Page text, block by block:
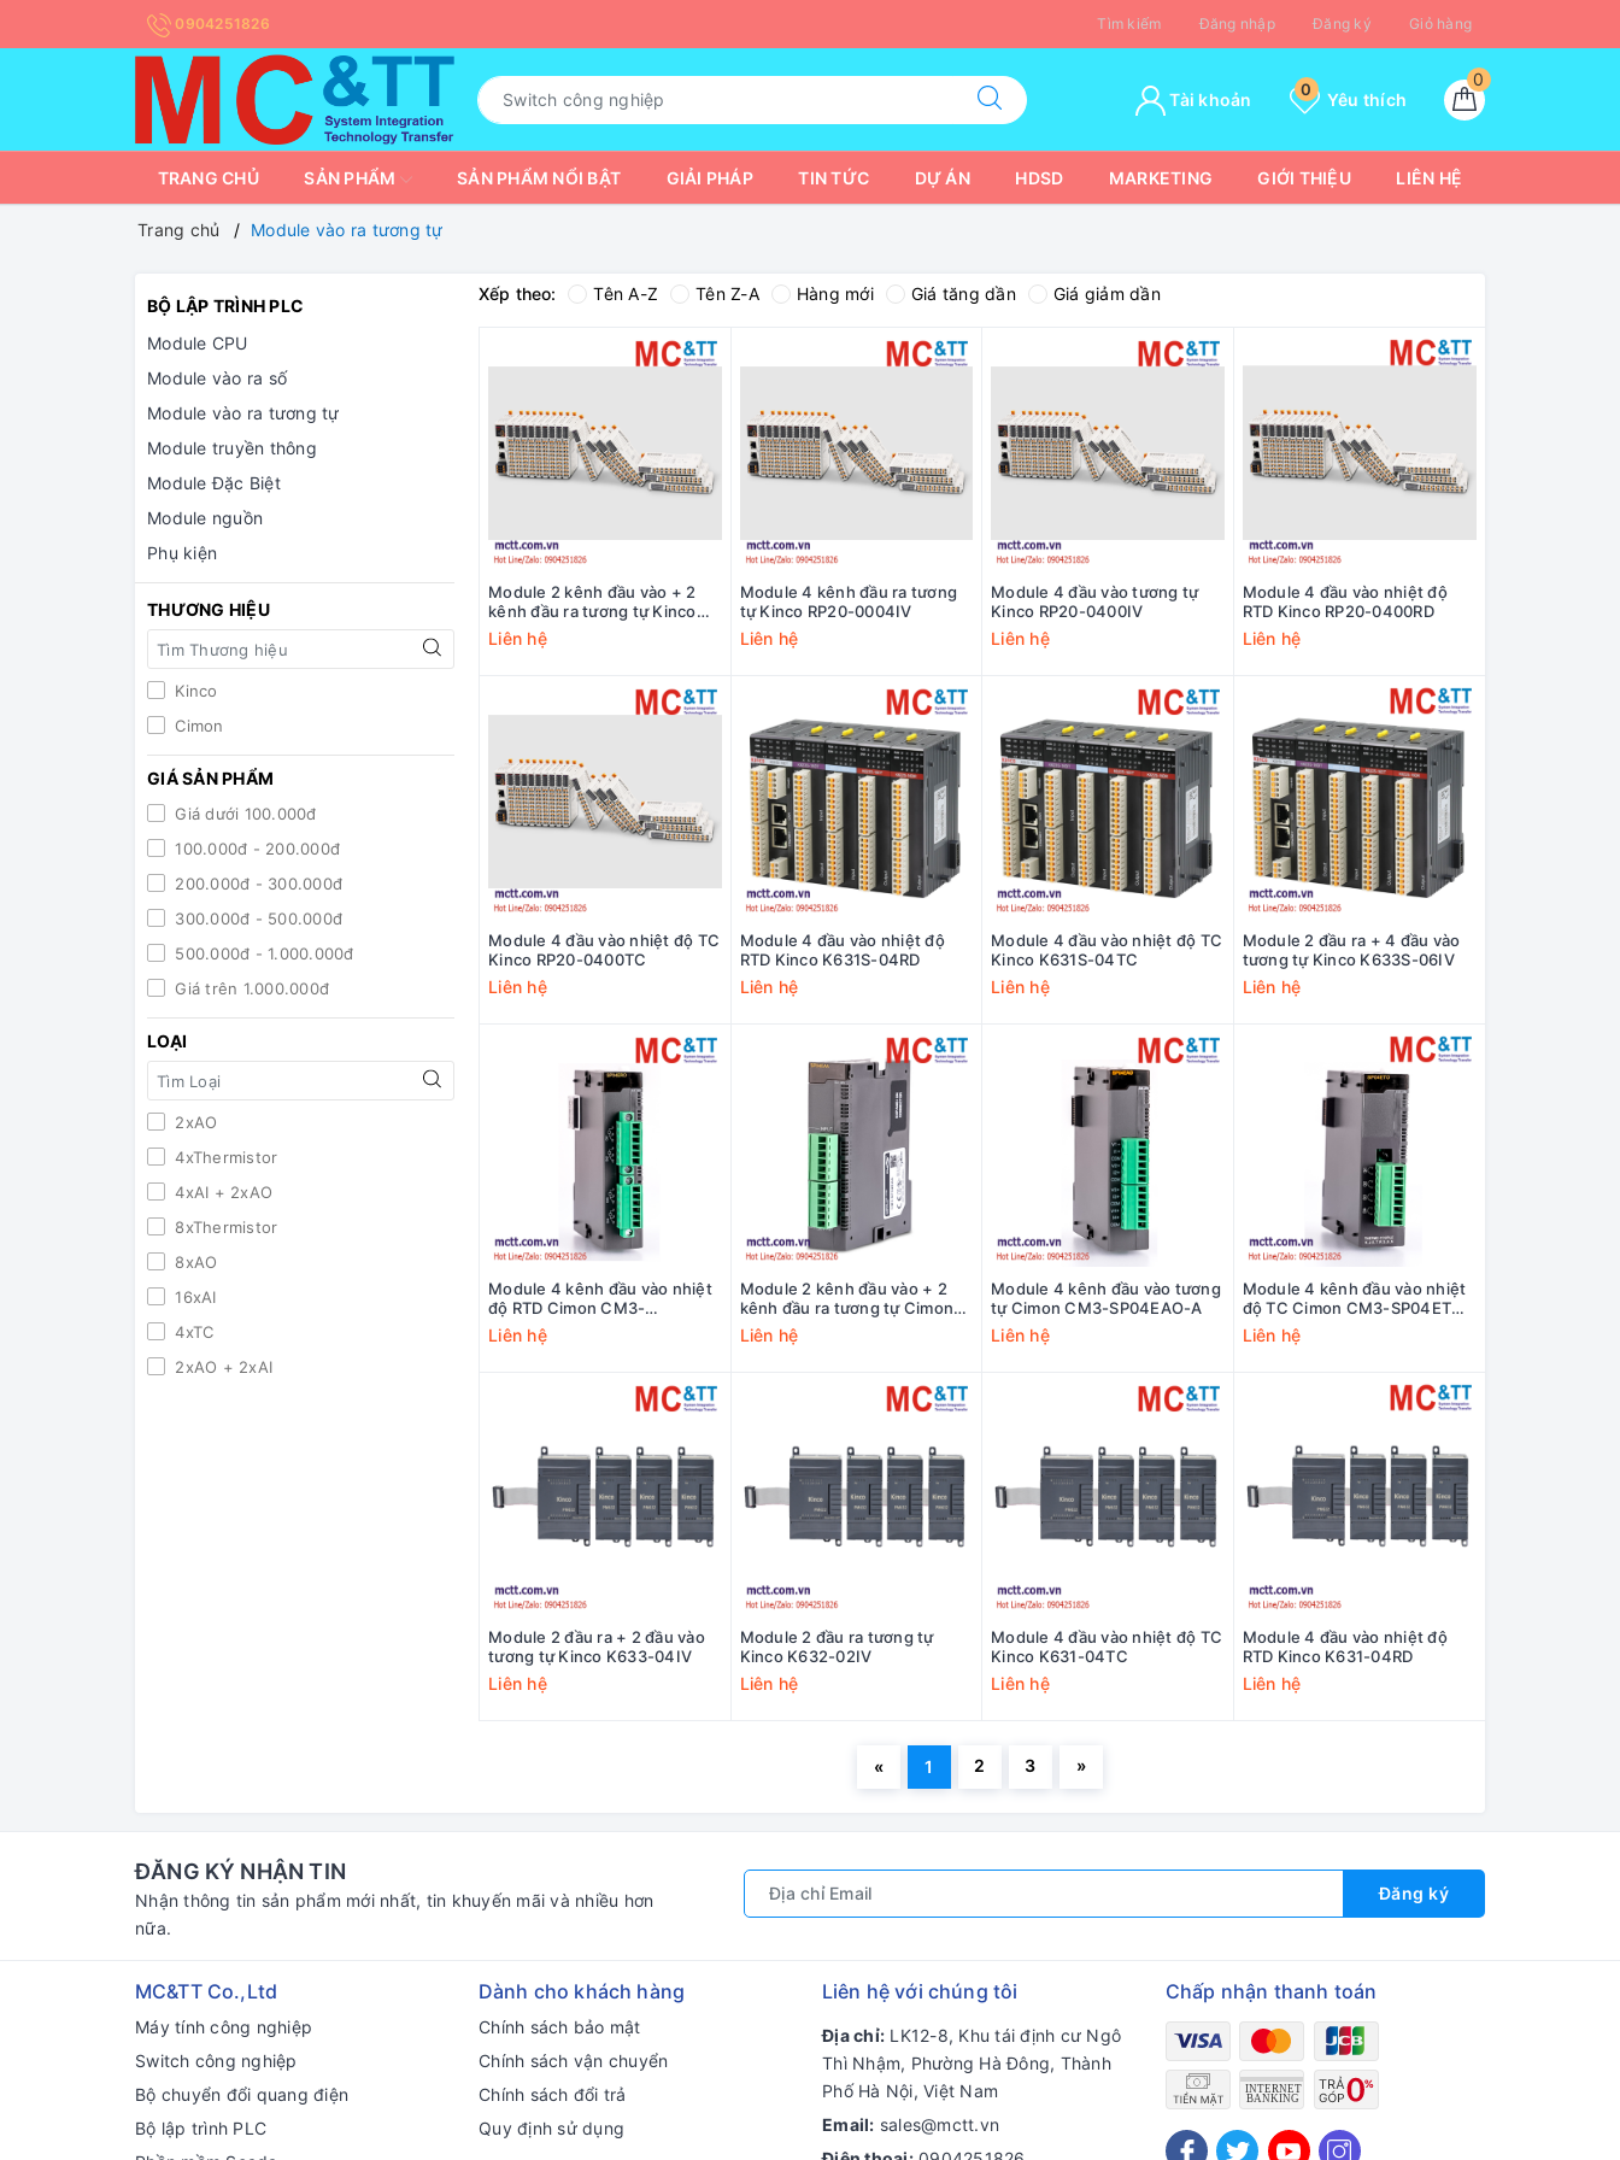
0904251826 Tìm kiếm Đăng nhập Đăng ký Giỏ hàng
0
Yêu thích
0
Tài khoản
TRANG CHỦ SẢN PHẨM SẢN PHẨM NỔI BẬT GIẢI PHÁP TIN TỨC DỰ ÁN HDSD MARKETING GIỚI THIỆU LIÊN HỆ
Trang chủ Module vào ra tương tự
BỘ LẬP TRÌNH PLC
Module CPU
Module vào ra số
Module vào ra tương tự
Module truyền thông
Module Đặc Biệt
Module nguồn
Phụ kiện
THƯƠNG HIỆU
Kinco
Cimon
GIÁ SẢN PHẨM
Giá dưới 100.000đ
100.000đ - 200.000đ
200.000đ - 300.000đ
300.000đ - 500.000đ
500.000đ - 1.000.000đ
Giá trên 1.000.000đ
LOẠI
2xAO
4xThermistor
4xAI + 2xAO
8xThermistor
8xAO
16xAI
4xTC
2xAO + 2xAI
Xếp theo: Tên A-Z Tên Z-A Hàng mới Giá tăng dần Giá giảm dần
Module 2 kênh đầu vào + 2
kênh đầu ra tương tự Kinco
RP20-0202IV
Liên hệ
Module 4 kênh đầu ra tương
tự Kinco RP20-0004IV
Liên hệ
Module 4 đầu vào tương tự
Kinco RP20-0400IV
Liên hệ
Module 4 đầu vào nhiệt độ
RTD Kinco RP20-0400RD
Liên hệ
Module 4 đầu vào nhiệt độ TC
Kinco RP20-0400TC
Liên hệ
Module 4 đầu vào nhiệt độ
RTD Kinco K631S-04RD
Liên hệ
Module 4 đầu vào nhiệt độ TC
Kinco K631S-04TC
Liên hệ
Module 2 đầu ra + 4 đầu vào
tương tự Kinco K633S-06IV
Liên hệ
Module 4 kênh đầu vào nhiệt
độ RTD Cimon CM3-
SP04ERO-A
Liên hệ
Module 2 kênh đầu vào + 2
kênh đầu ra tương tự Cimon
CM3-SP04EAA-A
Liên hệ
Module 4 kênh đầu vào tương
tự Cimon CM3-SP04EAO-A
Liên hệ
Module 4 kênh đầu vào nhiệt
độ TC Cimon CM3-SP04ETO-
ALiên hệ
Module 2 đầu ra + 2 đầu vào
tương tự Kinco K633-04IV
Liên hệ
Module 2 đầu ra tương tự
Kinco K632-02IV
Liên hệ
Module 4 đầu vào nhiệt độ TC
Kinco K631-04TC
Liên hệ
Module 4 đầu vào nhiệt độ
RTD Kinco K631-04RD
Liên hệ
« 1 2 3 »
ĐĂNG KÝ NHẬN TIN
Nhận thông tin sản phẩm mới nhất, tin khuyến mãi và nhiều hơn
nữa.
Đăng ký
MC&TT Co.,Ltd
Máy tính công nghiệp
Switch công nghiệp
Bộ chuyển đổi quang điện
Bộ lập trình PLC
Dành cho khách hàng
Chính sách bảo mật
Chính sách vận chuyển
Chính sách đổi trả
Quy định sử dụng
Liên hệ với chúng tôi
Địa chỉ: LK12-8, Khu tái định cư Ngô
Thì Nhậm, Phường Hà Đông, Thành
Phố Hà Nội, Việt Nam
Email: sales@mctt.vn
Chấp nhận thanh toán